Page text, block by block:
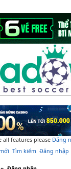
all features please Đăng
Tìm kiếm Đăng nhập